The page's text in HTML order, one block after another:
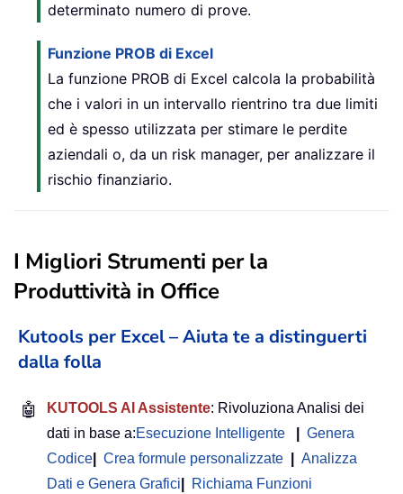
determinato numero di prove.
Funzione PROB di Excel
La funzione PROB di Excel calcola la probabilità
che i valori in un intervallo rientrino tra due limiti
ed è spesso utilizzata per stimare le perdite
aziendali o, da un risk manager, per analizzare il
rischio finanziario.
I Migliori Strumenti per la
Produttività in Office
Kutools per Excel – Aiuta te a distinguerti
dalla folla
🤖 KUTOOLS AI Assistente: Rivoluziona Analisi dei
dati in base a:Esecuzione Intelligente
Genera
Codice
Crea formule personalizzate
Analizza
Dati e Genera Grafici
Richiama Funzioni